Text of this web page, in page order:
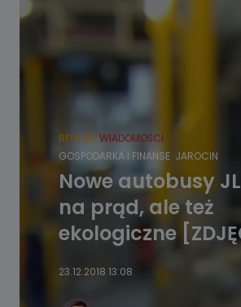
REGION WIADOMOŚCI
GOSPODARKA I FINANSE JAROCIN
Nowe autobusy
na prąd, ale też
ekologiczne
23.12.2018 13:08